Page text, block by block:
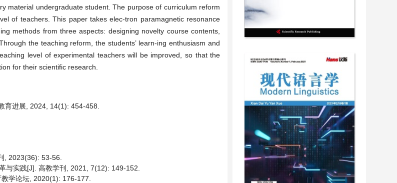
material undergraduate student. The purpose of curriculum reform
of teachers. This paper takes elec-tron paramagnetic resonance
methods from three aspects: designing novelty course contents,
the teaching reform, the students’ learn-ing enthusiasm and
level of experimental teachers will be improved, so that the
for their scientific research.
育进展, 2024, 14(1): 454-458.
, 2023(36): 53-56.
与实践[J]. 高教学刊, 2021, 7(12): 149-152.
学论坛, 2020(1): 176-177.